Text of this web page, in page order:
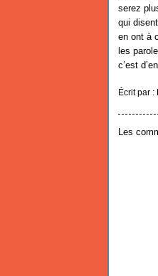
serez
qui
en ont à
les
c’est
Écrit par :
Les